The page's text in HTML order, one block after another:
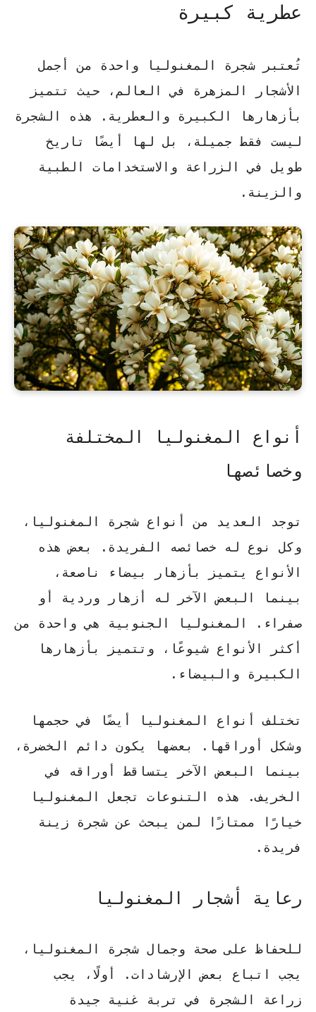
عطرية كبيرة
تُعتبر شجرة المغنوليا واحدة من أجمل
الأشجار المزهرة في العالم، حيث تتميز
بأزهارها الكبيرة والعطرية. هذه الشجرة
ليست فقط جميلة، بل لها أيضًا تاريخ
طويل في الزراعة والاستخدامات الطبية
والزينة.
أنواع المغنوليا المختلفة
وخصائصها
توجد العديد من أنواع شجرة المغنوليا،
وكل نوع له خصائصه الفريدة. بعض هذه
الأنواع يتميز بأزهار بيضاء ناصعة،
بينما البعض الآخر له أزهار وردية أو
صفراء.
المغنوليا الجنوبية هي واحدة من
أكثر الأنواع شيوعًا، وتتميز بأزهارها
الكبيرة والبيضاء.
تختلف أنواع المغنوليا أيضًا في حجمها
وشكل أوراقها. بعضها يكون دائم الخضرة،
بينما البعض الآخر يتساقط أوراقه في
الخريف. هذه التنوعات تجعل المغنوليا
خيارًا ممتازًا لمن يبحث عن شجرة زينة
فريدة.
رعاية أشجار المغنوليا
للحفاظ على صحة وجمال شجرة المغنوليا،
يجب اتباع بعض الإرشادات. أولًا، يجب
زراعة الشجرة في تربة غنية جيدة